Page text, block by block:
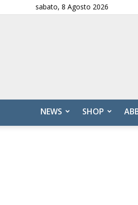
sabato, 8 Agosto 2026
NEWS SHOP